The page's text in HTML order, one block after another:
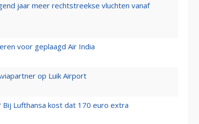
jaar meer rechtstreekse vluchten vanaf
voor geplaagd Air India
op Luik Airport
Bij Lufthansa kost dat 170 euro extra